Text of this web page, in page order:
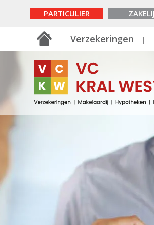
PARTICULIER
Verzekeringen
Zorgverzekering
Uitvaartverzekering
Uitvaartkostenmeter